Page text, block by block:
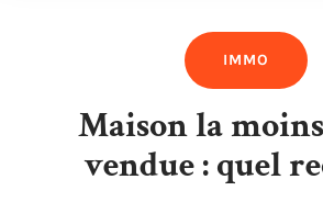
IMMO
Maison la
vendue : quel